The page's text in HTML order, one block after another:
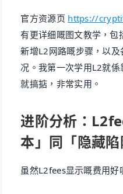
官方资源页 https://
有更详细嘅图文教学，包
新增L2网路嘅步骤，以
况。我第一次学用L2就
就搞掂，非常实用。
进阶分析：
本」同「隐藏陷
虽然L2fees显示嘅费用好